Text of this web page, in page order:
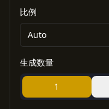
比例
Auto
生成数量
1